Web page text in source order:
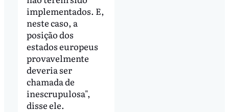
implementados. E,
neste caso, a
posição dos
estados europeus
provavelmente
deveria ser
chamada de
inescrupulosa",
disse ele.